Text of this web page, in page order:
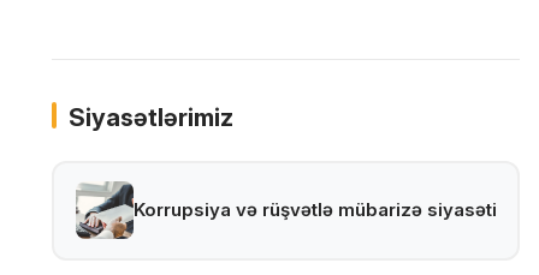
Siyasətlərimiz
Korrupsiya və rüşvətlə mübarizə siyasəti